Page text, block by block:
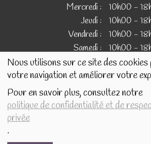
Nous utilisons sur ce site des
votre navigation et améliorer votre
Pour en savoir plus, consultez notre
politique de confidentialité et de
privée
.
Mercredi :
10h00 -
Jeudi :
10h00 -
Vendredi :
10h00 -
Samedi :
10h00 -
IMAGES
Les images présentées pour illustrer les
sur ce site ne sont pas contractuelles.